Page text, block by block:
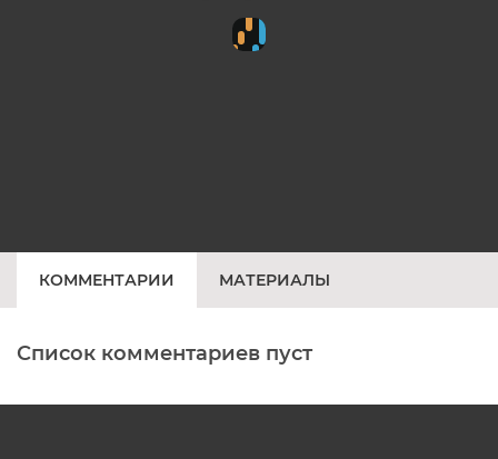
КОММЕНТАРИИ МАТЕРИАЛЫ
Список комментариев пуст